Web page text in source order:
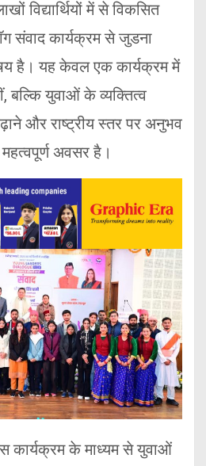
विद्यार्थियों में से विकसित
संवाद कार्यक्रम से जुडना
है। यह केवल एक कार्यक्रम में
बल्कि युवाओं के व्यक्तित्व
और राष्ट्रीय स्तर पर अनुभव
अवसर है।
कार्यक्रम के माध्यम से युवाओं